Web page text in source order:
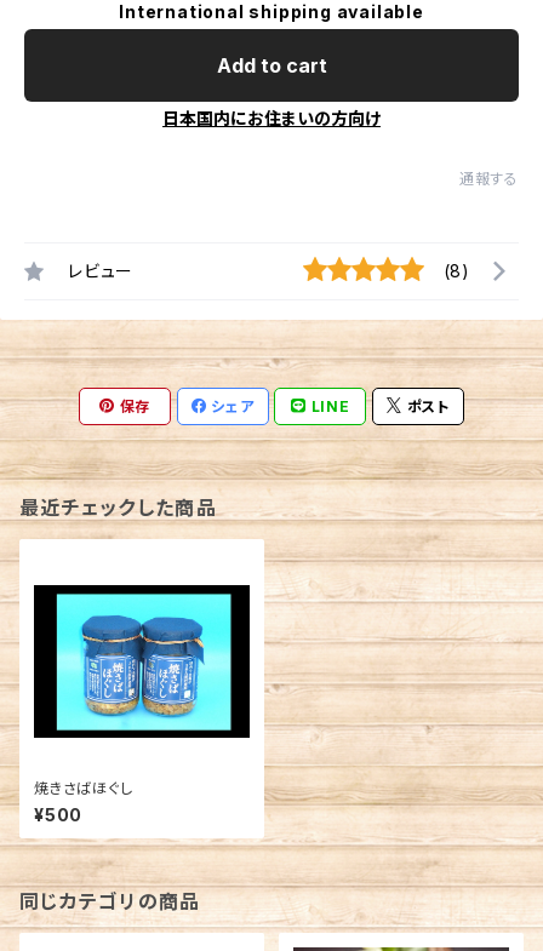
International shipping available
Add to cart
日本国内にお住まいの方向け
通報する
レビュー (8)
保存 シェア LINE ポスト
最近チェックした商品
焼きさばほぐし
¥500
同じカテゴリの商品